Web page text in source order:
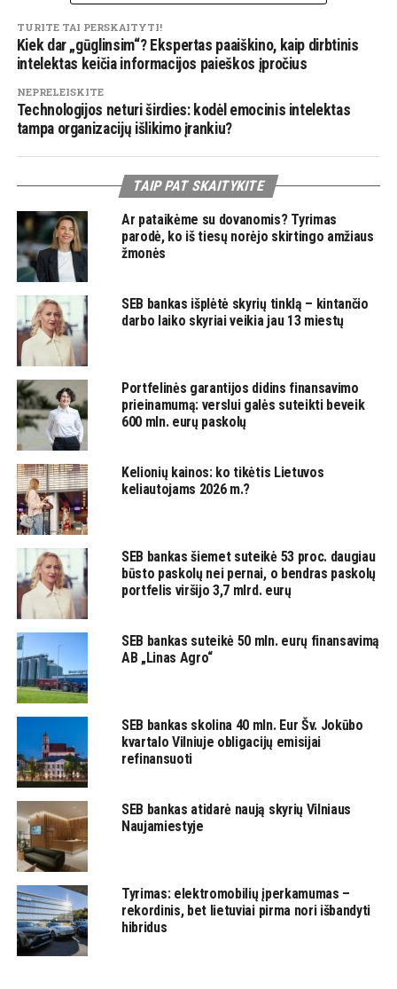
TURITE TAI PERSKAITYTI!
Kiek dar „gūglinsim“? Ekspertas paaiškino, kaip dirbtinis
intelektas keičia informacijos paieškos įpročius
NEPRELEISKITE
Technologijos neturi širdies: kodėl emocinis intelektas
tampa organizacijų išlikimo įrankiu?
TAIP PAT SKAITYKITE
Ar pataikėme su dovanomis? Tyrimas
parodė, ko iš tiesų norėjo skirtingo amžiaus
žmonės
SEB bankas išplėtė skyrių tinklą – kintančio
darbo laiko skyriai veikia jau 13 miestų
Portfelinės garantijos didins finansavimo
prieinamumą: verslui galės suteikti beveik
600 mln. eurų paskolų
Kelionių kainos: ko tikėtis Lietuvos
keliautojams 2026 m.?
SEB bankas šiemet suteikė 53 proc. daugiau
būsto paskolų nei pernai, o bendras paskolų
portfelis viršijo 3,7 mlrd. eurų
SEB bankas suteikė 50 mln. eurų finansavimą
AB „Linas Agro“
SEB bankas skolina 40 mln. Eur Šv. Jokūbo
kvartalo Vilniuje obligacijų emisijai
refinansuoti
SEB bankas atidarė naują skyrių Vilniaus
Naujamiestyje
Tyrimas: elektromobilių įperkamumas –
rekordinis, bet lietuviai pirma nori išbandyti
hibridus